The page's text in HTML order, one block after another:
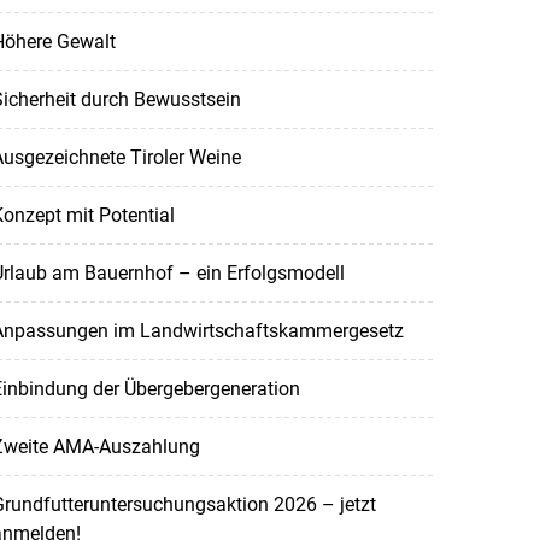
Gewalt
durch Bewusstsein
Tiroler Weine
mit Potential
am Bauernhof – ein Erfolgsmodell
im Landwirtschaftskammergesetz
der Übergebergeneration
AMA-Auszahlung
2026 – jetzt